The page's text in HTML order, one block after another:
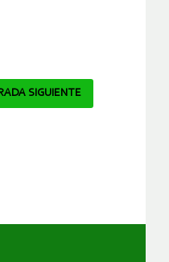
SIGUIENTE